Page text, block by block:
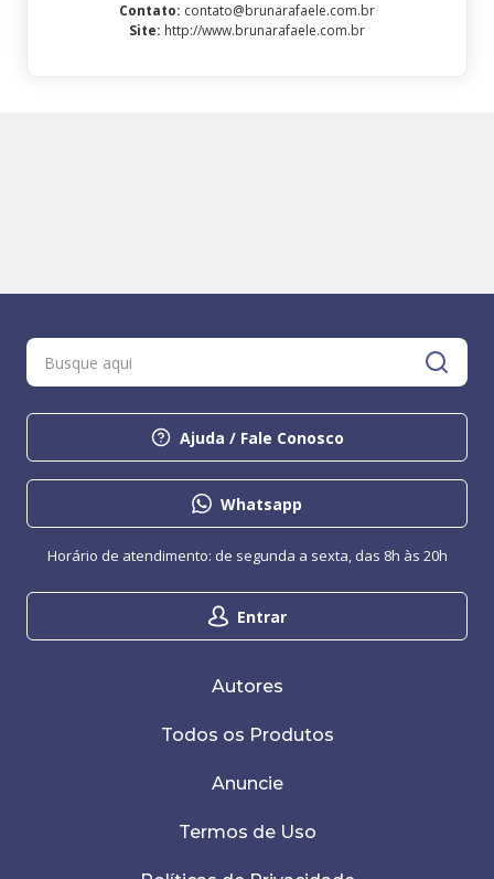
Contato: contato@brunarafaele.com.br
Site: http://www.brunarafaele.com.br
Ajuda / Fale Conosco
Whatsapp
Entrar
Horário de atendimento: de segunda a sexta, das 8h às 20h
Autores
Todos os Produtos
Anuncie
Termos de Uso